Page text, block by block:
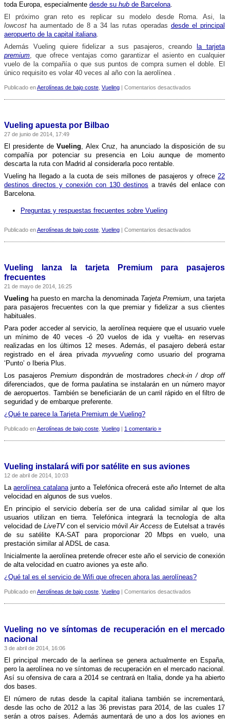
toda Europa, especialmente desde su hub de Barcelona.
El próximo gran reto es replicar su modelo desde Roma. Asi, la
lowcost ha aumentado de 8 a 34 las rutas operadas desde el principal
aeropuerto de la capital italiana.
Además Vueling quiere fidelizar a sus pasajeros, creando
la tarjeta
premium, que ofrece ventajas como garantizar el asiento en cualquier
vuelo de la compañí­a o que sus puntos de compra sumen el doble. El
único requisito es volar 40 veces al año con la aerolí­nea .
Publicado enAerolíneas de bajo coste Vueling | Comentarios desactivados
Vueling apuesta por Bilbao
27 de junio de 2014, 17:49
El presidente deVueling, Alex Cruz, ha anunciado la disposición de su
compañí­a por potenciar su presencia en Loiu aunque de momento
descarta la ruta con Madrid al considerarla poco rentable.
Vueling ha llegado a la cuota de seis millones de pasajeros y ofrece 22
destinos directos y conexión con 130 destinos a través del enlace con
Barcelona.
Preguntas y respuestas frecuentes sobre Vueling
Publicado enAerolíneas de bajo coste Vueling | Comentarios desactivados
Vueling lanza la tarjeta Premium para pasajeros
frecuentes
21 de mayo de 2014, 16:25
Vueling ha puesto en marcha la denominada Tarjeta Premium, una tarjeta
para pasajeros frecuentes con la que premiar y fidelizar a sus clientes
habituales.
Para poder acceder al servicio, la aerolí­nea requiere que el usuario vuele
un mí­nimo de 40 veces -ó 20 vuelos de ida y vuelta- en reservas
realizadas en los últimos 12 meses. Además, el pasajero deberá estar
registrado en el área privadamyvueling como usuario del programa
‘Punto’ o Iberia Plus.
Los pasajerosPremium dispondrán de mostradorescheck-in / drop off
diferenciados, que de forma paulatina se instalarán en un número mayor
de aeropuertos. También se beneficiarán de un carril rápido en el filtro de
seguridad y de embarque preferente.
¿Qué te parece la Tarjeta Premium de Vueling?
Publicado enAerolíneas de bajo coste Vueling | 1 comentario »
Vueling instalará wifi por satélite en sus aviones
12 de abril de 2014, 10:03
Laaerolí­nea catalanajunto a Telefónica ofrecerá este año Internet de alta
velocidad en algunos de sus vuelos.
En principio el servicio deberí­a ser de una calidad similar al que los
usuarios utilizan en tierra. Telefónica integrará la tecnologí­a de alta
velocidad de LiveTV con el servicio móvilAir Access de Eutelsat a través
de su satélite KA-SAT para proporcionar 20 Mbps en vuelo, una
prestación similar al ADSL de casa.
Inicialmente la aerolí­nea pretende ofrecer este año el servicio de conexión
de alta velocidad en cuatro aviones ya este año.
¿Qué tal es el servicio de Wifi que ofrecen ahora las aerolí­neas?
Publicado enAerolíneas de bajo coste Vueling | Comentarios desactivados
satélite
aviones
Vueling no ve sí­ntomas de recuperación en el mercado
nacional
3 de abril de 2014, 16:06
El principal mercado de la aerlí­nea se genera actualmente en España,
pero la aerolí­nea no ve sí­ntomas de recuperación en el mercado nacional.
Así­ su ofensiva de cara a 2014 se centrará en Italia, donde ya ha abierto
dos bases.
El número de rutas desde la capital italiana también se incrementará,
desde las ocho de 2012 a las 36 previstas para 2014, de las cuales 17
serán a otros paí­ses. Además aumentará de uno a dos los aviones en